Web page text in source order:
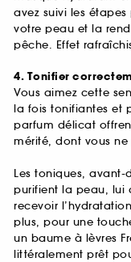
avez suivi les
votre peau et la
pêche. Effet
4. Tonifier
Vous aimez cette
la fois tonifiantes et
parfum délicat
mérité, dont vous ne
Les toniques,
purifient la peau, lui
recevoir
plus, pour une
un baume à lèvres
littéralement prêt